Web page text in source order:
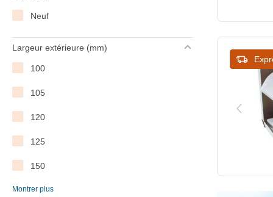
Neuf
Largeur extérieure (mm)
100
105
120
125
150
160
Montrer plus